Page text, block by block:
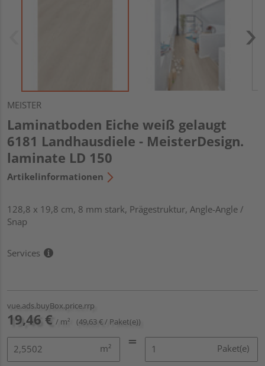
MEISTER
Laminatboden Eiche weiß gelaugt
6181 Landhausdiele - MeisterDesign.
laminate LD 150
Artikelinformationen
128,8 x 19,8 cm, 8 mm stark, Prägestruktur, Angle-Angle /
Snap
Services
vue.ads.buyBox.price.rrp
19,46 € / m² (49,63 € / Paket(e))
m² Paket(e)